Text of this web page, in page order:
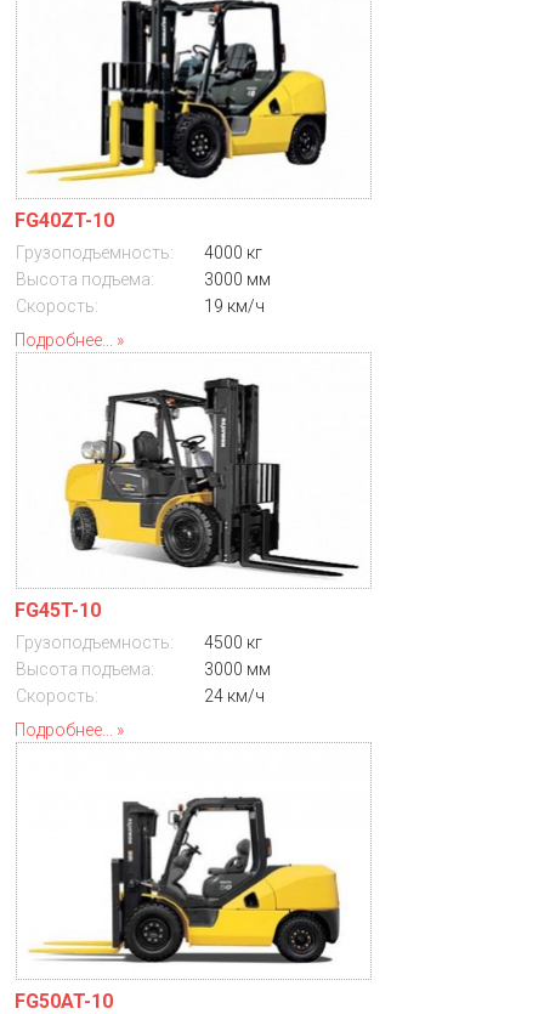
FG40ZT-10
Грузоподъемность:
4000 кг
Высота подъема:
3000 мм
Скорость:
19 км/ч
Подробнее...
FG45T-10
Грузоподъемность:
4500 кг
Высота подъема:
3000 мм
Скорость:
24 км/ч
Подробнее...
FG50AT-10